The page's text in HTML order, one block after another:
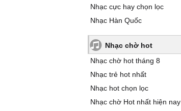
Nhạc cực hay chọn lọc
Nhạc Hàn Quốc
Nhạc chờ hot
Nhạc chờ hot tháng 8
Nhạc trẻ hot nhất
Nhạc hot chọn lọc
Nhạc chờ Hot nhất hiện nay